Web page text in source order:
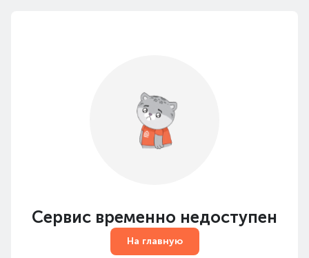
Сервис временно недоступен
На главную